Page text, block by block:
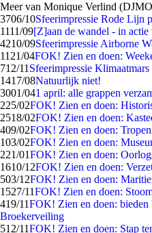
Meer van Monique Verlind
3706/10Sfeerimpressie Rode Lijn
1111/09[Z]aan de wandel - in
4210/09Sfeerimpressie Airborne
11 21/04FOK! Zien en doen:
712/11 Sfeerimpressie
1417/08Natuurlijk niet!
3001/041 april: alle grappen
225/02FOK! Zien en doen:
2518/02FOK! Zien en doen:
409/02FOK! Zien en doen:
103/02FOK! Zien en doen:
221/01FOK! Zien en doen:
1610/12FOK! Zien en doen:
503/12FOK! Zien en doen:
1527/11FOK! Zien en doen:
419/11FOK! Zien en doen:
Broekerveiling
512/11FOK! Zien en doen: Stap